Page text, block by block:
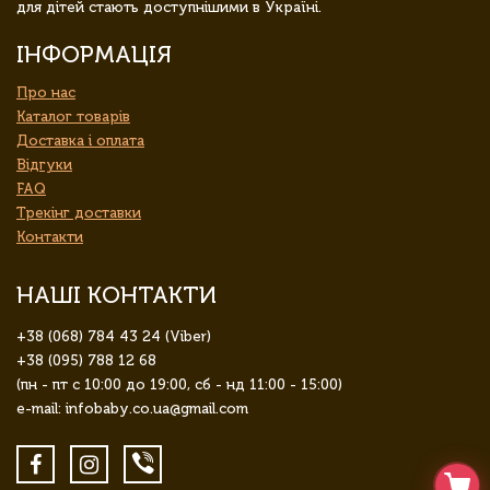
для дітей стають доступнішими в Україні.
ІНФОРМАЦІЯ
Про нас
Каталог товарів
Доставка і оплата
Відгуки
FAQ
Трекінг доставки
Контакти
НАШІ КОНТАКТИ
+38 (068) 784 43 24 (Viber)
+38 (095) 788 12 68
(пн - пт с 10:00 до 19:00, сб - нд 11:00 - 15:00)
e-mail: infobaby.co.ua@gmail.com